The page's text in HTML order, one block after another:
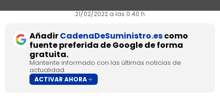
21/02/2022 a las 0:40 h
AñadirCadenaDeSuministro.escomo
fuente preferida de Google de forma
gratuita.
Mantente informado con las últimas noticias de
actualidad.
ACTIVAR AHORA